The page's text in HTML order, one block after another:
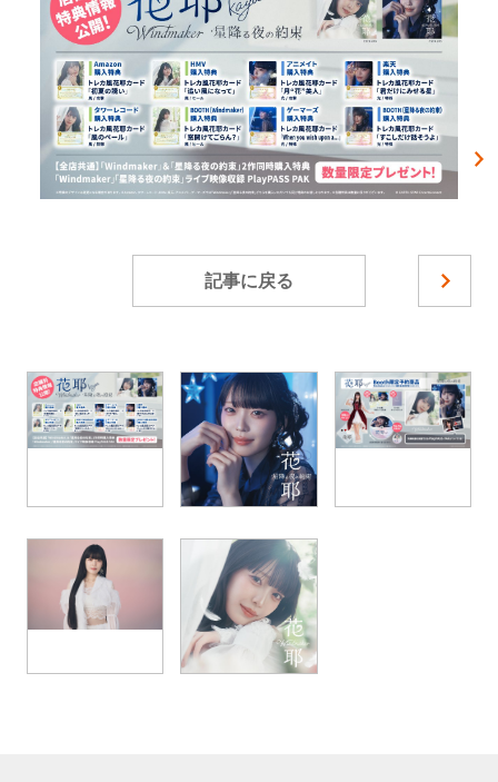
記事に戻る